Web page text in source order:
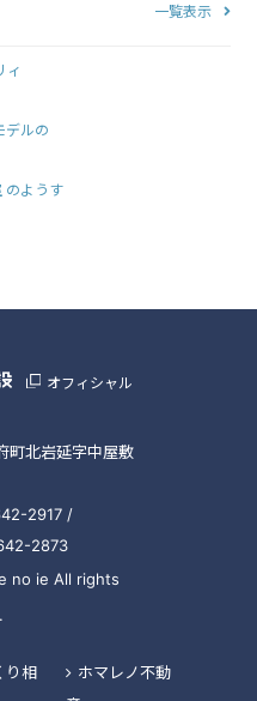
一覧表示
ィ
デルの
のようす
オフィシャル
町北岩延字中屋敷
2917 /
2873
no ie All rights
り相
ホマレノ不動